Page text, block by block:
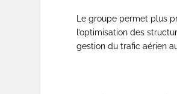
Le groupe permet plus
l’optimisation des
gestion du trafic aérien